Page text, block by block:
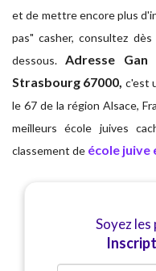
et de mettre encore plus
pas" casher, consultez
dessous.Adresse
Strasbourg 67000, c'est
le 67 de la région Alsace,
meilleurs école juives
classement de école juive
Soyez